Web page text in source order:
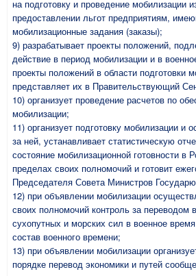
на подготовку и проведение мобилизации
предоставлении льгот предприятиям,
мобилизационные задания (заказы);
9) разрабатывает проекты положений,
действие в период мобилизации и в
проекты положений в области подготовки
представляет их в Правительствующий
10) организует проведение расчетов по
мобилизации;
11) организует подготовку мобилизации и
за ней, устанавливает статистическую
состояние мобилизационной готовности в
пределах своих полномочий и готовит
Председателя Совета Министров
12) при объявлении мобилизации
своих полномочий контроль за переводом
сухопутных и морских сил в военное
состав военного времени;
13) при объявлении мобилизации
порядке перевод экономики и путей